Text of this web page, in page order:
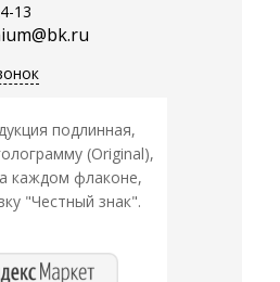
13
подлинная,
(Original),
каждом флаконе,
"Честный знак".